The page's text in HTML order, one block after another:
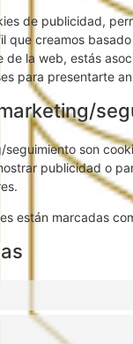
de publicidad,
que creamos
de la web, estás
para presentarte
son
publicidad o
están marcadas